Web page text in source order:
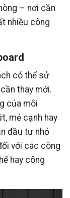
– nơi cần
nhiều công
có thể sử
thay mới.
của môi
mẻ cạnh hay
đầu tư nhỏ
với các công
hay công